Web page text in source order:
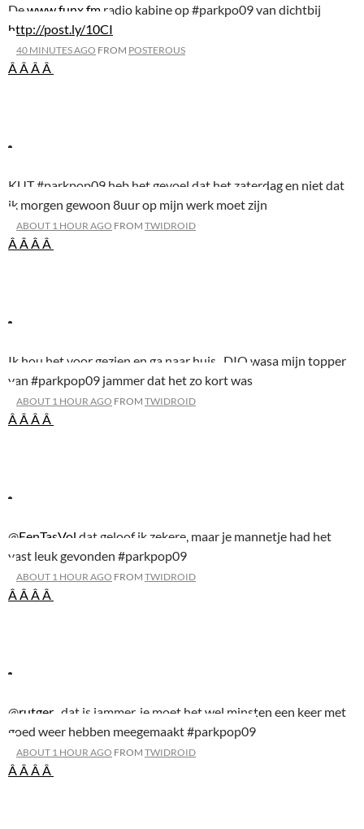
Dewww.funx.fm radio kabine op #parkpo09 van dichtbij
http://post.ly/10CI
40 MINUTES AGO FROM POSTEROUS
Â ÂÂ Â
KUT #parkpop09 heb het gevoel dat het zaterdag en niet dat
ik morgen gewoon 8uur op mijn werk moet zijn
ABOUT 1 HOUR AGO FROM TWIDROID
Â ÂÂ Â
Ik hou het voor gezien en ga naar huis . DIO wasa mijn topper
van #parkpop09 jammer dat het zo kort was
ABOUT 1 HOUR AGO FROM TWIDROID
Â ÂÂ Â
@EenTasVol dat geloof ik zekere, maar je mannetje had het
vast leuk gevonden #parkpop09
ABOUT 1 HOUR AGO FROM TWIDROID
Â ÂÂ Â
@rutger_ dat is jammer, je moet het wel minsten een keer met
goed weer hebben meegemaakt #parkpop09
ABOUT 1 HOUR AGO FROM TWIDROID
Â ÂÂ Â